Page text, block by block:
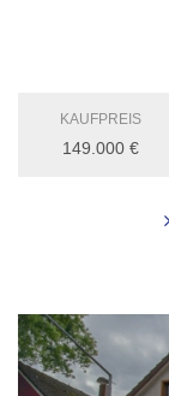
KAUFPREIS
149.000 €